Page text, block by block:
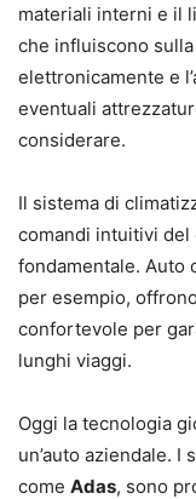
materiali interni e il
che influiscono
elettronicamente e
eventuali
considerare.
Il sistema di
comandi intuitivi
fondamentale. Auto
per esempio,
confortevole per
lunghi viaggi.
Oggi la tecnologia
un’auto aziendale. I
come Adas, sono